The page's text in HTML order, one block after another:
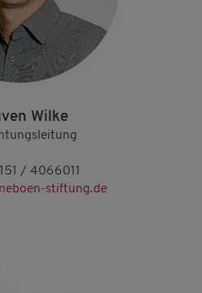
Wilke
/ 4066011
stiftung.de